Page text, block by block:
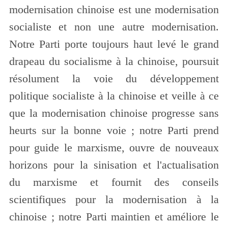
modernisation chinoise est une modernisation
socialiste et non une autre modernisation.
Notre Parti porte toujours haut levé le grand
drapeau du socialisme à la chinoise, poursuit
résolument la voie du développement
politique socialiste à la chinoise et veille à ce
que la modernisation chinoise progresse sans
heurts sur la bonne voie ; notre Parti prend
pour guide le marxisme, ouvre de nouveaux
horizons pour la sinisation et l'actualisation
du marxisme et fournit des conseils
scientifiques pour la modernisation à la
chinoise ; notre Parti maintien et améliore le